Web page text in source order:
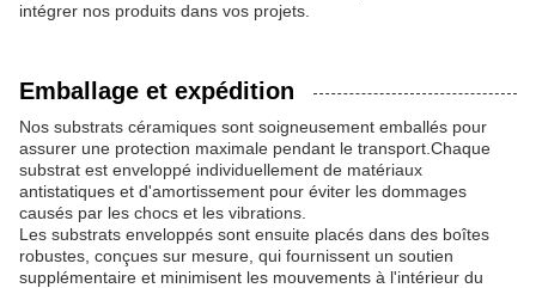
intégrer nos produits dans vos projets.
Emballage et expédition
Nos substrats céramiques sont soigneusement emballés pour
assurer une protection maximale pendant le transport.Chaque
substrat est enveloppé individuellement de matériaux
antistatiques et d'amortissement pour éviter les dommages
causés par les chocs et les vibrations.
Les substrats enveloppés sont ensuite placés dans des boîtes
robustes, conçues sur mesure, qui fournissent un soutien
supplémentaire et minimisent les mouvements à l'intérieur du